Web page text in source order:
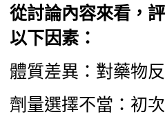
從討論內容來看，
以下因素：
體質差異：對藥物
劑量選擇不當：初